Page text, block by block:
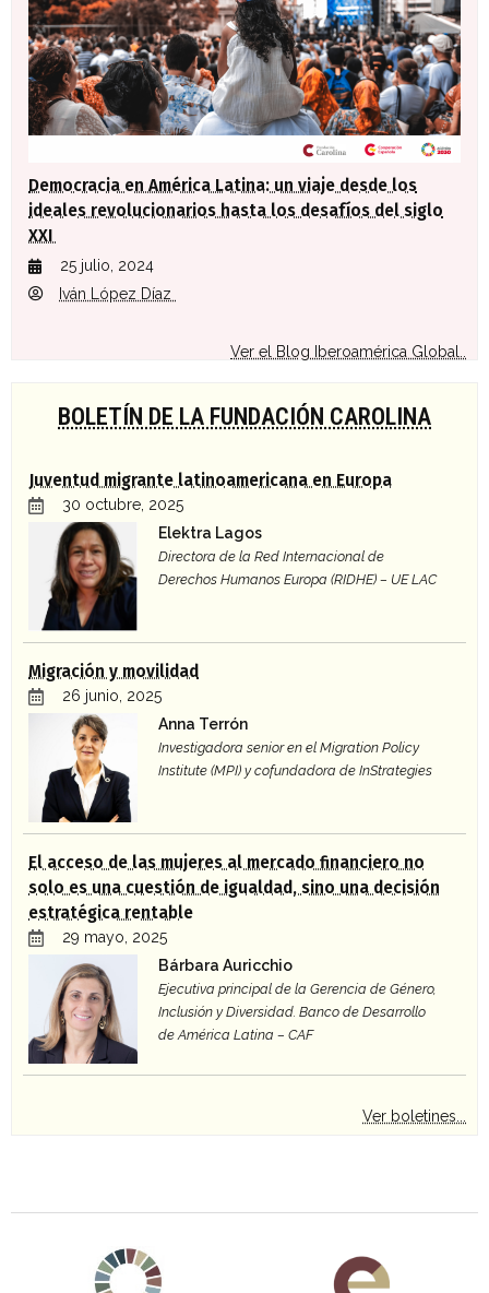
Democracia en América Latina: un viaje desde los
ideales revolucionarios hasta los desafíos del siglo
XXI
25 julio, 2024
Iván López Díaz
Ver el Blog Iberoamérica Global..
BOLETÍN DE LA FUNDACIÓN CAROLINA
Juventud migrante latinoamericana en Europa
30 octubre, 2025
Elektra Lagos
Directora de la Red Internacional de
Derechos Humanos Europa (RIDHE) – UE LAC
Migración y movilidad
26 junio, 2025
Anna Terrón
Investigadora senior en el Migration Policy
Institute (MPI) y cofundadora de InStrategies
El acceso de las mujeres al mercado financiero no
solo es una cuestión de igualdad, sino una decisión
estratégica rentable
29 mayo, 2025
Bárbara Auricchio
Ejecutiva principal de la Gerencia de Género,
Inclusión y Diversidad. Banco de Desarrollo
de América Latina – CAF
Ver boletines...